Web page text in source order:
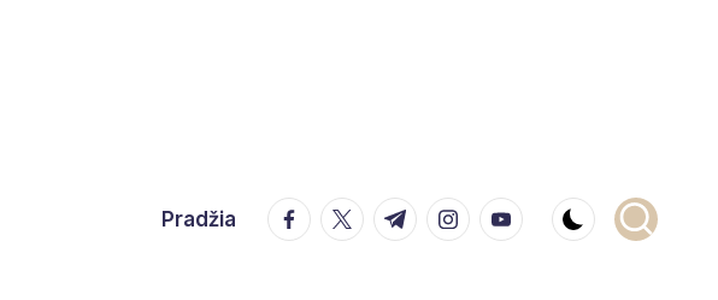
Pradžia facebook.com
twitter.com
t.me instagram.com
youtube.com